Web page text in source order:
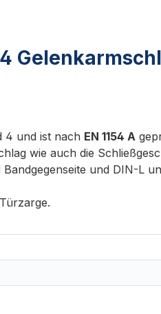
4 und ist nach EN 1154 A
wie auch die
und DIN-L